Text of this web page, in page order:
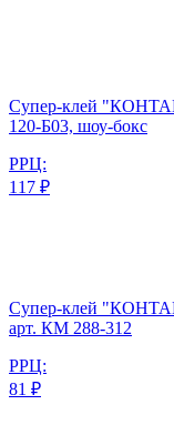
Супер-клей
120-Б03, шоу-бокс
РРЦ:
117 ₽
Супер-клей
арт. КМ 288-312
РРЦ:
81 ₽